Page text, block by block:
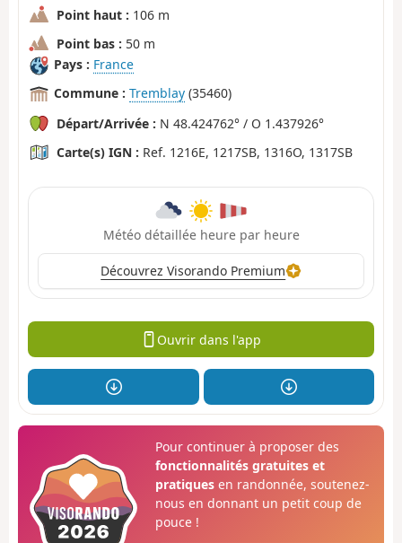
Point haut : 106 m
Point bas : 50 m
Pays : France
Commune : Tremblay (35460)
Départ/Arrivée : N 48.424762° / O 1.437926°
Carte(s) IGN : Ref. 1216E, 1217SB, 1316O, 1317SB
Météo détaillée heure par heure
Découvrez Visorando Premium
Ouvrir dans l'app
Pour continuer à proposer des
fonctionnalités gratuites et
pratiquesen randonnée, soutenez-
nous en donnant un petit coup de
pouce !